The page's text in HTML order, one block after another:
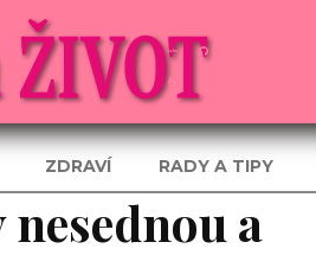
ZDRAVÍ RADY A TIPY
a